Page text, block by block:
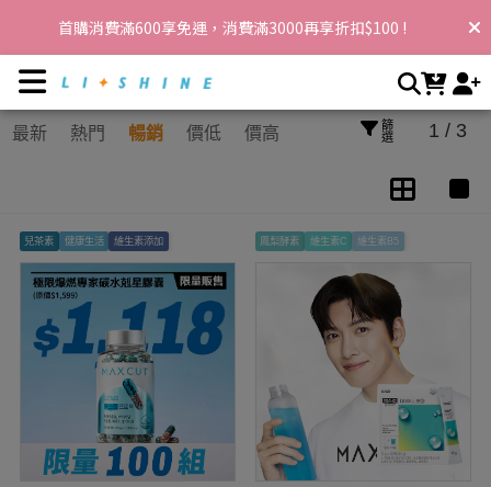
首購消費滿600享免運，消費滿3000再享折扣$100 !
最新 熱門 暢銷 價低 價高 篩選 1 / 3
兒茶素 健康生活 維生素添加 鳳梨酵素 維生素C 維生素B5